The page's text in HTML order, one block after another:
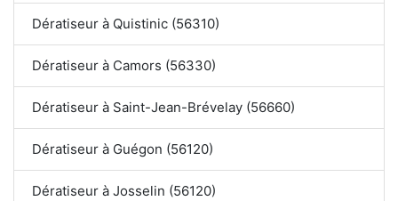
Dératiseur à Quistinic (56310)
Dératiseur à Camors (56330)
Dératiseur à Saint-Jean-Brévelay (56660)
Dératiseur à Guégon (56120)
Dératiseur à Josselin (56120)